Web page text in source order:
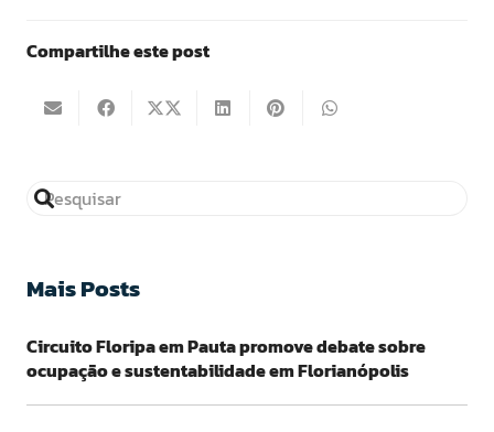
Compartilhe este post
Mais Posts
Circuito Floripa em Pauta promove debate sobre
ocupação e sustentabilidade em Florianópolis